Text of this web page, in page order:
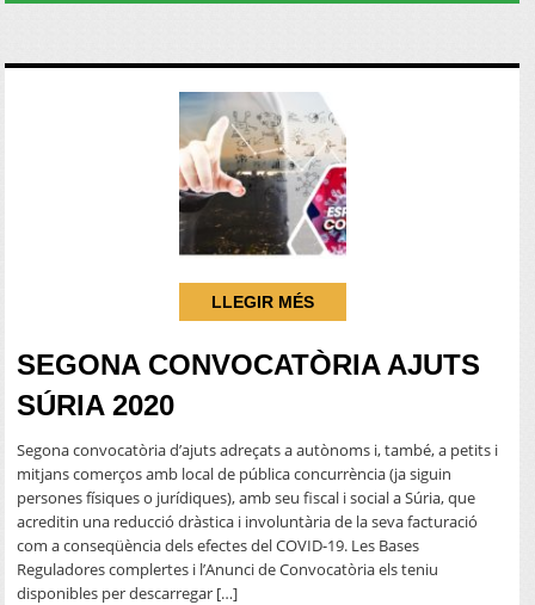
LLEGIR MÉS
SEGONA CONVOCATÒRIA AJUTS
SÚRIA 2020
Segona convocatòria d’ajuts adreçats a autònoms i, també, a petits i
mitjans comerços amb local de pública concurrència (ja siguin
persones físiques o jurídiques), amb seu fiscal i social a Súria, que
acreditin una reducció dràstica i involuntària de la seva facturació
com a conseqüència dels efectes del COVID-19. Les Bases
Reguladores complertes i l’Anunci de Convocatòria els teniu
disponibles per descarregar […]